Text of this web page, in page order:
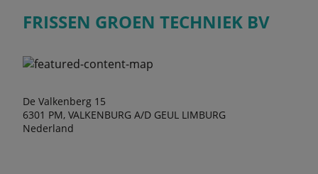
FRISSEN GROEN TECHNIEK BV
De Valkenberg 15
6301 PM, VALKENBURG A/D GEUL LIMBURG
Nederland